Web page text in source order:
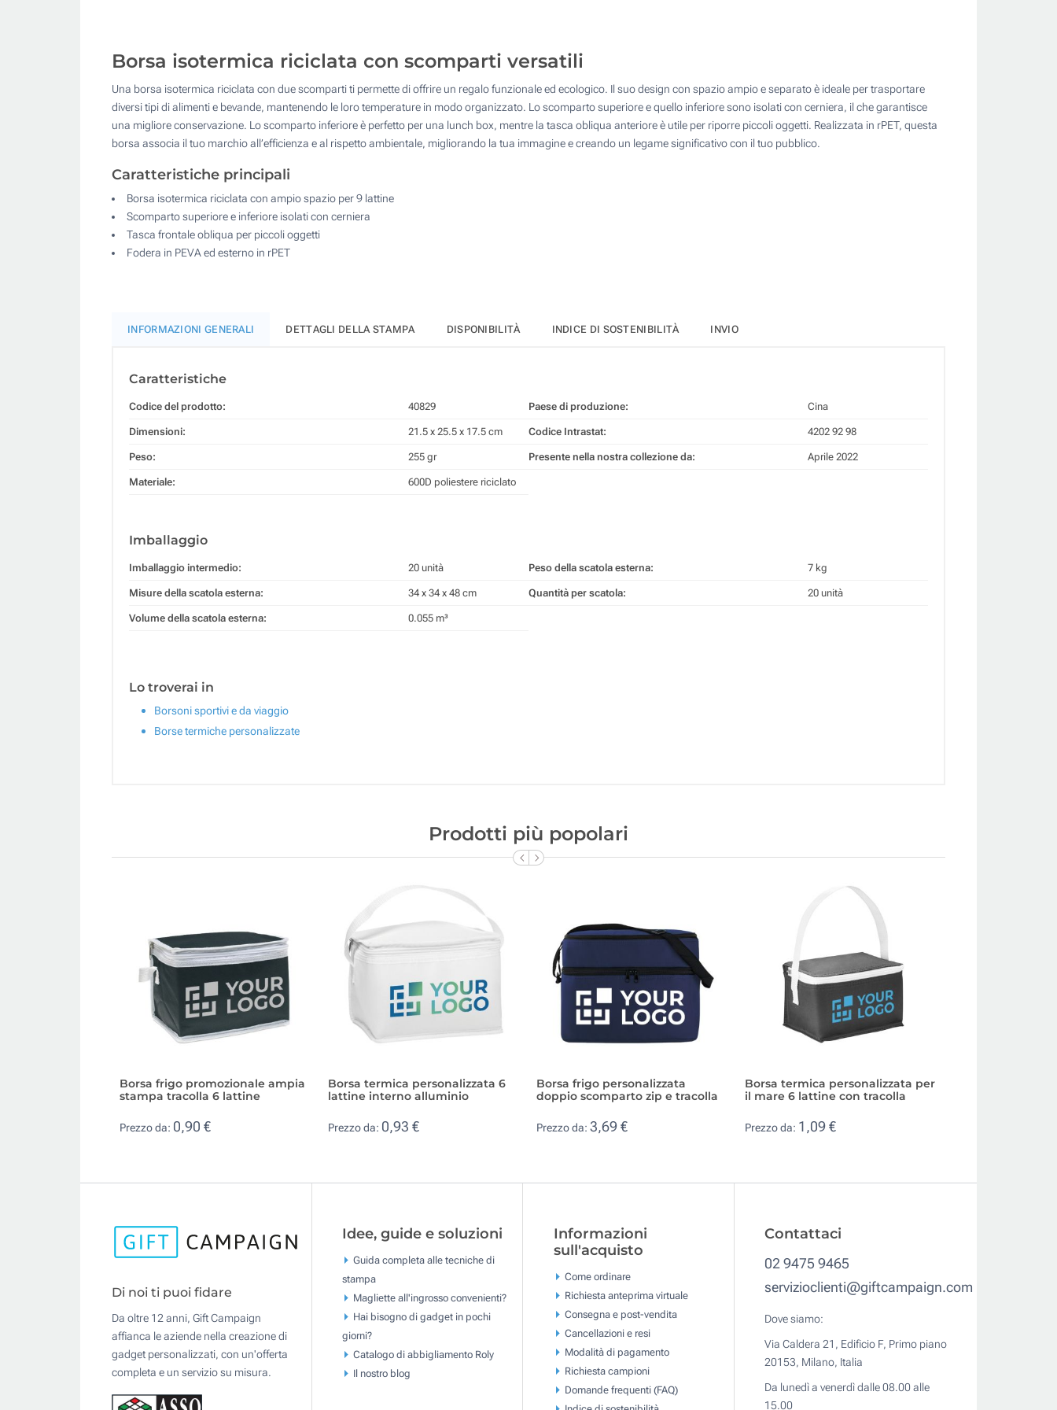
50
100
Quantità desiderata :
Aggiorna
Borsa isotermica riciclata con scomparti versatili
Una borsa isotermica riciclata con due scomparti ti permette di offrire un regalo funzionale ed ecologico. Il suo design con spazio ampio e separato è ideale per trasportare
diversi tipi di alimenti e bevande, mantenendo le loro temperature in modo organizzato. Lo scomparto superiore e quello inferiore sono isolati con cerniera, il che garantisce
una migliore conservazione. Lo scomparto inferiore è perfetto per una lunch box, mentre la tasca obliqua anteriore è utile per riporre piccoli oggetti. Realizzata in rPET, questa
borsa associa il tuo marchio all’efficienza e al rispetto ambientale, migliorando la tua immagine e creando un legame significativo con il tuo pubblico.
Caratteristiche principali
Borsa isotermica riciclata con ampio spazio per 9 lattine
Scomparto superiore e inferiore isolati con cerniera
Tasca frontale obliqua per piccoli oggetti
Fodera in PEVA ed esterno in rPET
INFORMAZIONI GENERALI DETTAGLI DELLA STAMPA DISPONIBILITÀ INDICE DI SOSTENIBILITÀ INVIO
Caratteristiche
Codice del prodotto: 40829
Dimensioni: 21.5 x 25.5 x 17.5 cm
Peso: 255 gr
Materiale: 600D poliestere riciclato
Paese di produzione: Cina
Codice Intrastat: 4202 92 98
Presente nella nostra collezione da: Aprile 2022
Imballaggio
Imballaggio intermedio: 20 unità
Misure della scatola esterna: 34 x 34 x 48 cm
Volume della scatola esterna: 0.055 m³
Peso della scatola esterna: 7 kg
Quantità per scatola: 20 unità
Lo troverai in
Borsoni sportivi e da viaggio
Borse termiche personalizzate
Prodotti più popolari
Borsa frigo promozionale ampia
stampa tracolla 6 lattine
Prezzo da: 0,90 €
Borsa termica personalizzata 6
lattine interno alluminio
Prezzo da: 0,93 €
Borsa frigo personalizzata
doppio scomparto zip e tracolla
Prezzo da: 3,69 €
Borsa termica personalizzata per
il mare 6 lattine con tracolla
Prezzo da: 1,09 €
Di noi ti puoi fidare
Da oltre 12 anni, Gift Campaign
affianca le aziende nella creazione di
gadget personalizzati, con un'offerta
completa e un servizio su misura.
Idee, guide e soluzioni
Guida completa alle tecniche di
stampa
Magliette all'ingrosso convenienti?
Hai bisogno di gadget in pochi
giorni?
Catalogo di abbigliamento Roly
Il nostro blog
Informazioni
sull'acquisto
Come ordinare
Richiesta anteprima virtuale
Consegna e post-vendita
Cancellazioni e resi
Modalità di pagamento
Richiesta campioni
Domande frequenti (FAQ)
Contattaci
02 9475 9465
servizioclienti@giftcampaign.com
Dove siamo:
Via Caldera 21, Edificio F, Primo piano
20153, Milano, Italia
Da lunedì a venerdì dalle 08.00 alle
15.00